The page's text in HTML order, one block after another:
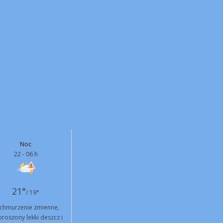
Noc
22 - 06 h
21°/ 19°
zmienne,
lekki deszcz i